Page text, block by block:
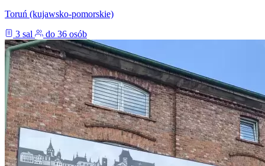
Toruń (kujawsko-pomorskie)
3 sal
do 36 osób